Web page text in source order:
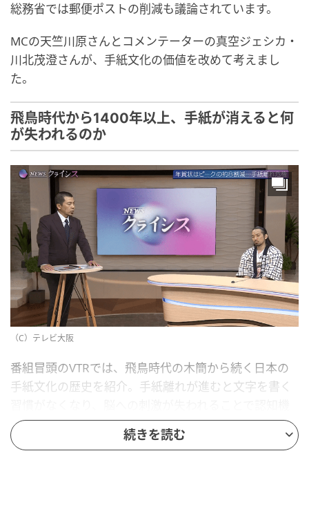
総務省では郵便ポストの削減も議論されています。
MCの天竺川原さんとコメンテーターの真空ジェシカ・
川北茂澄さんが、手紙文化の価値を改めて考えまし
た。
飛鳥時代から1400年以上、手紙が消えると何
が失われるのか
（C）テレビ大阪
番組冒頭のVTRでは、飛鳥時代の木簡から続く日本の
手紙文化の歴史を紹介。手紙離れが進むと文字を書く
能や教育現場への深刻な影響が懸念されると指摘しま
した。
続きを読む